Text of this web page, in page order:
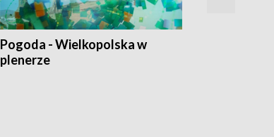
Pogoda - Wielkopolska w
plenerze